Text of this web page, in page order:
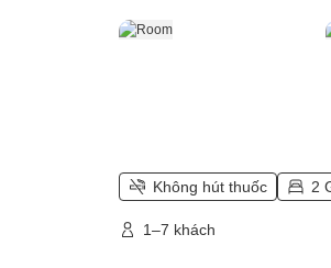
Không hút thuốc 2
1–7 khách